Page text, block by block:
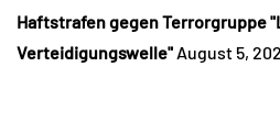
Haftstrafen gegen Terrorgruppe
Verteidigungswelle" August 5,